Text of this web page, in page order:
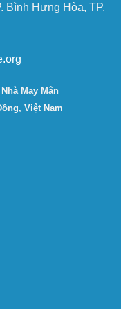
Bình Hưng Hòa, TP.
May Mắn
Việt Nam